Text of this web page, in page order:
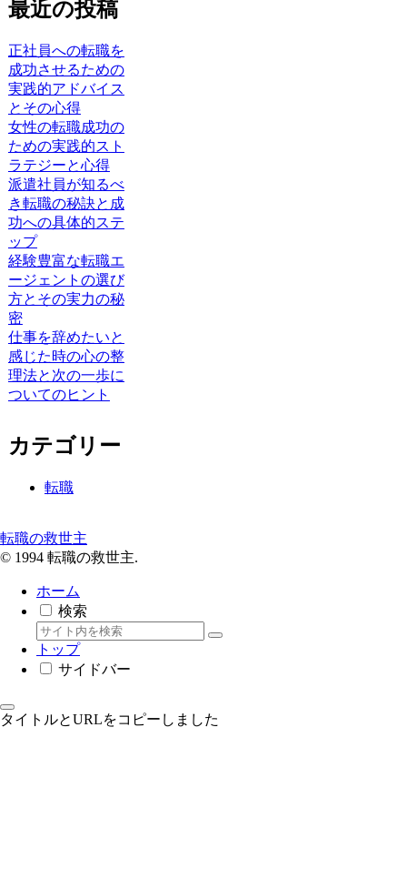
最近の投稿
正社員への転職を
成功させるための
実践的アドバイス
とその心得
女性の転職成功の
ための実践的スト
ラテジーと心得
派遣社員が知るべ
き転職の秘訣と成
功への具体的ステ
ップ
経験豊富な転職エ
ージェントの選び
方とその実力の秘
密
仕事を辞めたいと
感じた時の心の整
理法と次の一歩に
ついてのヒント
カテゴリー
転職
転職の救世主
© 1994 転職の救世主.
ホーム
検索
トップ
サイドバー
タイトルとURLをコピーしました